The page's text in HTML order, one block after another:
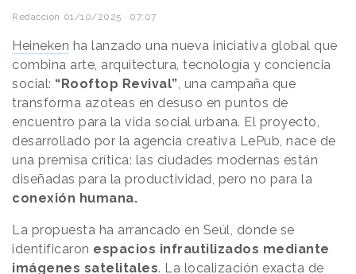
Redacción 01/10/2025 · 07:07
Heineken ha lanzado una nueva iniciativa global que
combina arte, arquitectura, tecnología y conciencia
social: “Rooftop Revival”, una campaña que
transforma azoteas en desuso en puntos de
encuentro para la vida social urbana. El proyecto,
desarrollado por la agencia creativa LePub, nace de
una premisa crítica: las ciudades modernas están
diseñadas para la productividad, pero no para la
conexión humana.
La propuesta ha arrancado en Seúl, donde se
identificaron espacios infrautilizados mediante
imágenes satelitales. La localización exacta de